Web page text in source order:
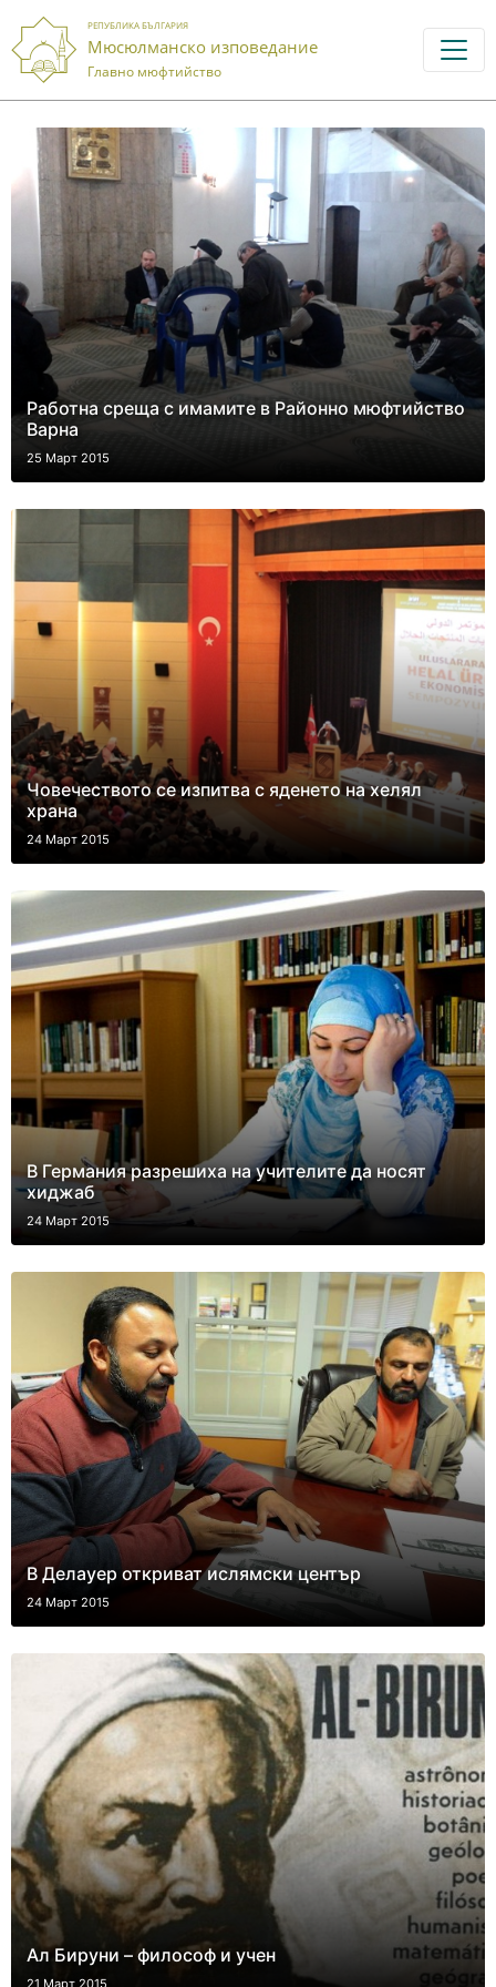
РЕПУБЛИКА БЪЛГАРИЯ
Мюсюлманско изповедание
Главно мюфтийство
Работна среща с имамите в Районно мюфтийство
Варна
25 Март 2015
Човечеството се изпитва с яденето на хелял
храна
24 Март 2015
В Германия разрешиха на учителите да носят
хиджаб
24 Март 2015
В Делауер откриват ислямски център
24 Март 2015
Ал Бируни – философ и учен
21 Март 2015